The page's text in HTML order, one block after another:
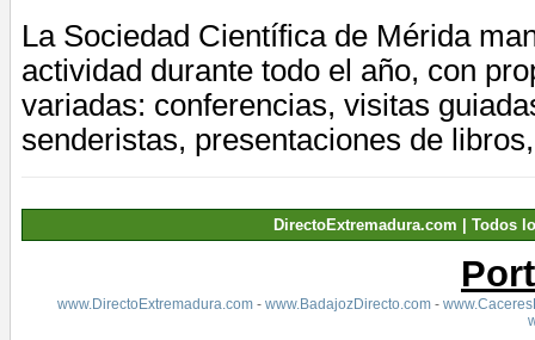
La Sociedad Científica de Mérida
actividad durante todo el año, con
variadas: conferencias, visitas
senderistas, presentaciones de
DirectoExtremadura.com | Todos
www.DirectoExtremadura.com- www.BadajozDirecto.com-